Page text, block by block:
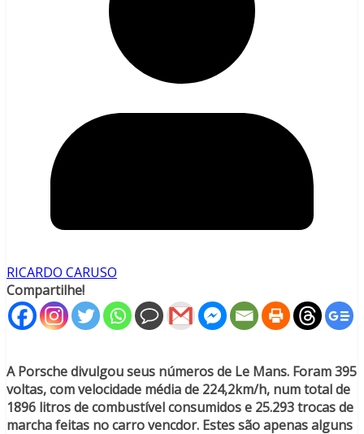
RICARDO CARUSO
Compartilhe!
A Porsche divulgou seus números de Le Mans. Foram 395
voltas, com velocidade média de 224,2km/h, num total de
1896 litros de combustível consumidos e 25.293 trocas de
marcha feitas no carro vencdor. Estes são apenas alguns